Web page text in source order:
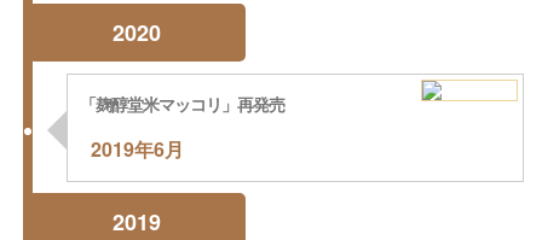
2020
2019年6月
「麹醇堂米マッコリ」再発売
2019